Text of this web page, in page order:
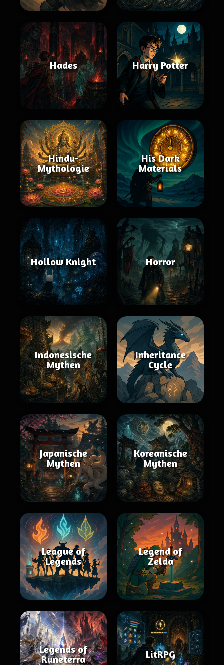
Hades Harry Potter
Hindu-
Mythologie
His Dark
Materials
Hollow Knight Horror
Indonesische
Mythen
Inheritance
Cycle
Japanische
Mythen
Koreanische
Mythen
League of
Legends
Legend of
Zelda
Legends of
Runeterra
LitRPG